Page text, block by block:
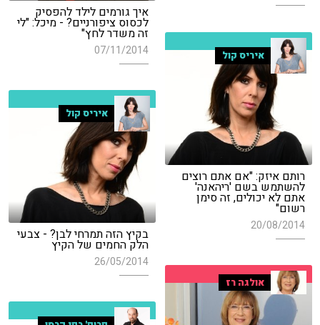
איך גורמים לילד להפסיק
לכסוס ציפורניים? - מיכל: "לי
זה משדר לחץ"
07/11/2014 איריס קול
רותם איזק: "אם אתם רוצים
להשתמש בשם 'ריהאנה'
אתם לא יכולים, זה סימן
רשום"
20/08/2014
איריס קול
בקיץ הזה תמרחי לבן? - צבעי
הלק החמים של הקיץ
26/05/2014
אולגה רז